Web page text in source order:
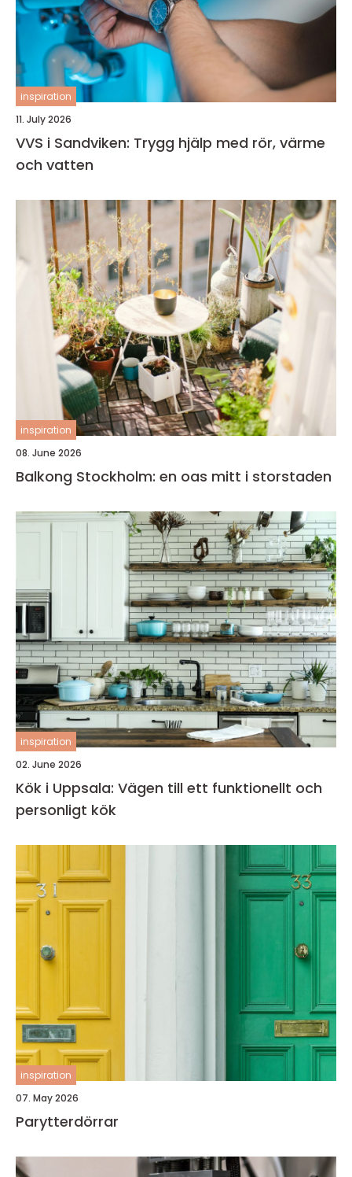
inspiration
11. July 2026
VVS i Sandviken: Trygg hjälp med rör, värme
och vatten
inspiration
08. June 2026
Balkong Stockholm: en oas mitt i storstaden
inspiration
02. June 2026
Kök i Uppsala: Vägen till ett funktionellt och
personligt kök
inspiration
07. May 2026
Parytterdörrar